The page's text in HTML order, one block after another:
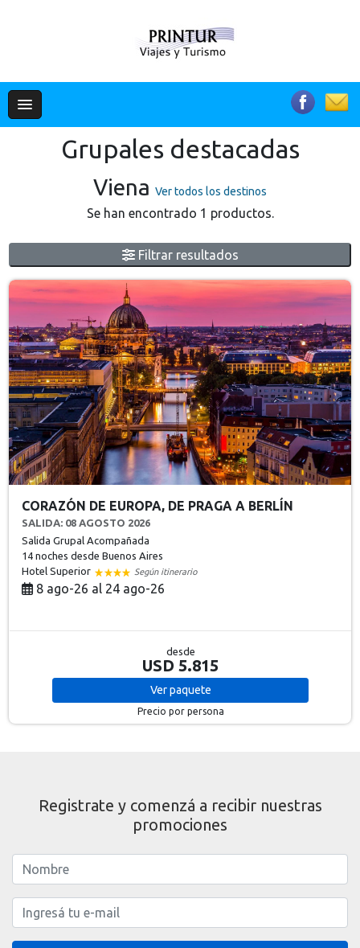
Grupales destacadas
Viena Ver todos los destinos
Se han encontrado 1 productos.
Filtrar resultados
CORAZÓN DE EUROPA, DE PRAGA A BERLÍN
SALIDA: 08 AGOSTO 2026
Salida Grupal Acompañada
14 nochesdesde Buenos Aires
Hotel Superior
Según itinerario
8 ago-26 al 24 ago-26
desde
USD 5.815
Verpaquete
Precio por persona
Registrate y comenzá a recibir nuestras
promociones